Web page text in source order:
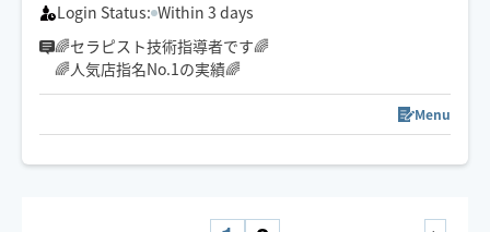
【メニュー】
🌿‬もみほぐし/ストレッチ
🌿オイルマッサージ
🌿足踏みマッサージ
Login Status: Within 3 days
🌈セラピスト技術指導者です🌈
🌈人気店指名No.1の実績🌈
Menu